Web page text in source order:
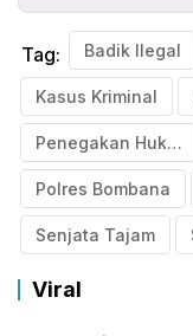
Tag: Badik Ilegal
Kasus Kriminal
Penegakan Hukum
Polres Bombana
Senjata Tajam
Viral